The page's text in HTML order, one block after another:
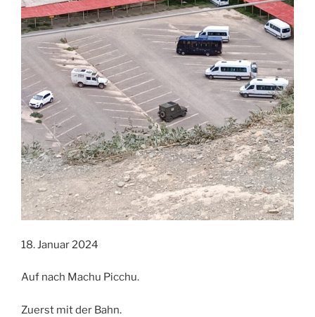
18. Januar 2024
Auf nach Machu Picchu.
Zuerst mit der Bahn.